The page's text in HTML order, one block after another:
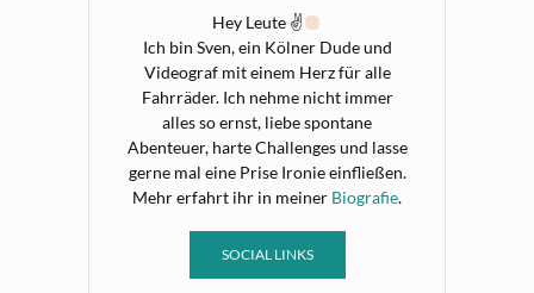
Hey Leute ✌
Ich bin Sven, ein Kölner Dude und
Videograf mit einem Herz für alle
Fahrräder. Ich nehme nicht immer
alles so ernst, liebe spontane
Abenteuer, harte Challenges und lasse
gerne mal eine Prise Ironie einfließen.
Mehr erfahrt ihr in meiner Biografie.
SOCIAL LINKS